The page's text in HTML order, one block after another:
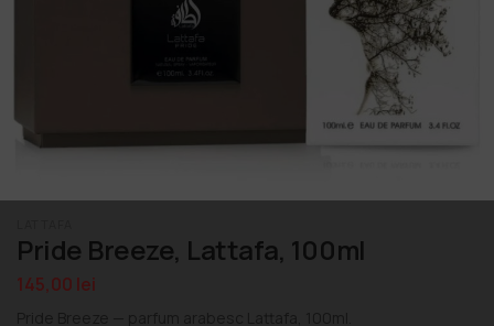
Pride Breeze, Lattafa, 100ml
145,00 lei